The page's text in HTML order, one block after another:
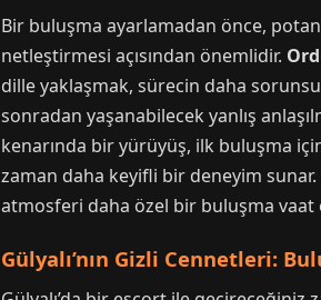
Bir buluşma ayarlamadan önce,
netleştirmesi açısından önemlidir.
dille yaklaşmak, sürecin daha
sonradan yaşanabilecek yanlış
kenarında bir yürüyüş, ilk buluşma
zaman daha keyifli bir deneyim sunar.
atmosferi daha özel bir buluşma vaat
Gülyalı’nın Gizli Cennetleri: